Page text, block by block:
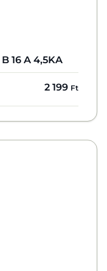
16 A 4,5KA
2 199 Ft